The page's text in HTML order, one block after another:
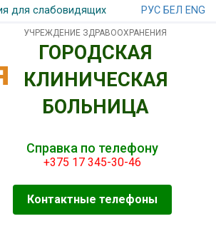
для слабовидящих РУС БЕЛ ENG
УЧРЕЖДЕНИЕ ЗДРАВООХРАНЕНИЯ
ГОРОДСКАЯ
КЛИНИЧЕСКАЯ
БОЛЬНИЦА
Справка по телефону
+375 17 345-30-46
Контактные телефоны